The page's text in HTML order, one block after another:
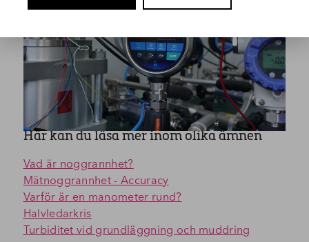
Här kan du läsa mer inom olika ämnen
Vad är noggrannhet?
Mätnoggrannhet - Accuracy
Varför är en manometer rund?
Halvledarkris
Turbiditet vid grundläggning och muddring